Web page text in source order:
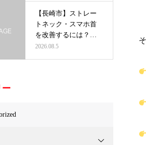
【長崎市】ストレー
トネック・スマホ首
を改善するには？首
だけを治療し…
2026.08.5
ー